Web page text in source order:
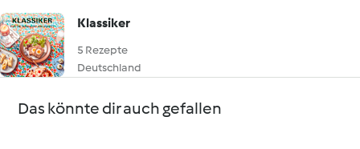
Klassiker
5 Rezepte
Deutschland
Das könnte dir auch gefallen